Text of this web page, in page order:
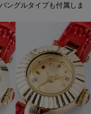
ングルタイプも付属しま